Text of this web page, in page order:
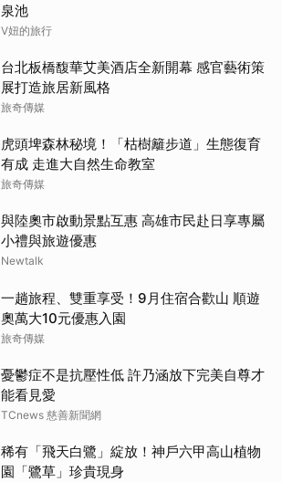
泉池
V妞的旅行
台北板橋馥華艾美酒店全新開幕 感官藝術策
展打造旅居新風格
旅奇傳媒
虎頭埤森林秘境！「枯樹籬步道」生態復育
有成 走進大自然生命教室
旅奇傳媒
與陸奧市啟動景點互惠 高雄市民赴日享專屬
小禮與旅遊優惠
Newtalk
一趟旅程、雙重享受！9月住宿合歡山 順遊
奧萬大10元優惠入園
旅奇傳媒
憂鬱症不是抗壓性低 許乃涵放下完美自尊才
能看見愛
TCnews 慈善新聞網
稀有「飛天白鷺」綻放！神戶六甲高山植物
園「鷺草」珍貴現身